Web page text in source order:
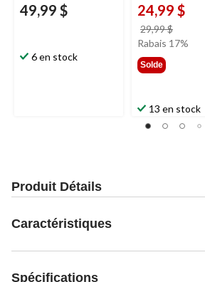
49,99 $
6 en stock
24,99 $
29,99 $
était
Rabais 17%
Solde
13 en stock
Produit Détails
Caractéristiques
Spécifications